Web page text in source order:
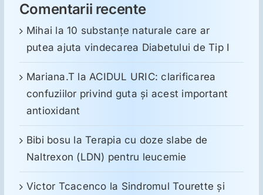
Comentarii recente
Mihai la10 substanţe naturale care ar
putea ajuta vindecarea Diabetului de Tip I
Mariana.T la ACIDUL URIC: clarificarea
confuziilor privind guta și acest important
antioxidant
Bibi bosu laTerapia cu doze slabe de
Naltrexon (LDN) pentru leucemie
Victor Tcacenco la Sindromul Tourette şi